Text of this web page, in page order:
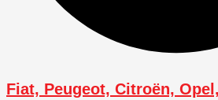
Fiat, Peugeot, Citroën,